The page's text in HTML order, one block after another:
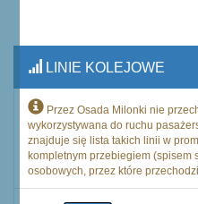
LINIE KOLEJOWE
Przez Osada Milonki nie
wykorzystywana do ruchu
znajduje się lista takich linii w
kompletnym przebiegiem (spisem
osobowych, przez które